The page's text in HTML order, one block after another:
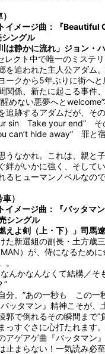
イメージ曲：『Beautiful
ングル
は静かに流れ」ジョン・
レクト中で唯一のミステ
を追われた主人公アダム
ークから5年ぶりに街へ
関係、新たに起こる事件
めない悪夢へとwelcome”
追跡するアダムだが、そ
sin Take your end” そ
can’t hide away” 罪と
うなかれ。これは、親と
絆がいかに強く、そして
るヒューマンノベルなので
）
イメージ曲：『バッタマン
シングル
えよ剣（上・下）」司馬
た新選組の副長・土方歳
）が、侍になるため
んかなんなくて結構／そ
”
分。”あの一秒も この一
バッタマン』精神こそが、
郭で倒れるその瞬間まで
っすぐさに心打たれます
アゲアゲ曲『バッタマン
止まらない！一気読み必